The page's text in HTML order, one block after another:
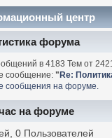
центр
форума
в 4183 Тем от
сообщение:"Re:
сообщения на форуме.
на форуме
0 Пользователей